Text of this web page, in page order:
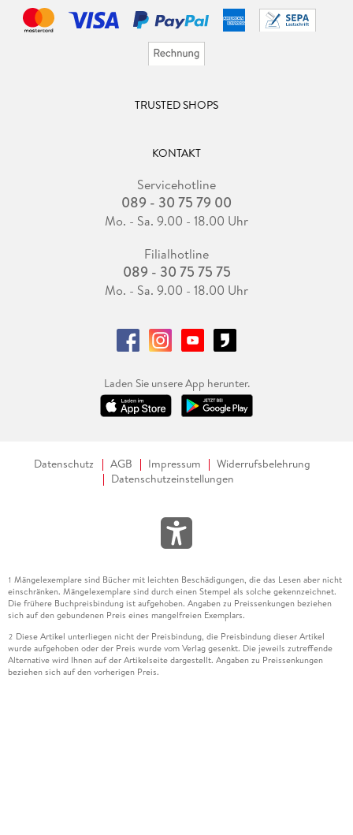
TRUSTED SHOPS
KONTAKT
Servicehotline
089 - 30 75 79 00
Mo. - Sa. 9.00 - 18.00 Uhr
Filialhotline
089 - 30 75 75 75
Mo. - Sa. 9.00 - 18.00 Uhr
Laden Sie unsere App herunter.
Datenschutz AGB Impressum
Widerrufsbelehrung
Datenschutzeinstellungen
1 Mängelexemplare sind Bücher mit leichten Beschädigungen, die das Lesen aber nicht
einschränken. Mängelexemplare sind durch einen Stempel als solche gekennzeichnet.
Die frühere Buchpreisbindung ist aufgehoben. Angaben zu Preissenkungen beziehen
sich auf den gebundenen Preis eines mangelfreien Exemplars.
2 Diese Artikel unterliegen nicht der Preisbindung, die Preisbindung dieser Artikel
wurde aufgehoben oder der Preis wurde vom Verlag gesenkt. Die jeweils zutreffende
Alternative wird Ihnen auf der Artikelseite dargestellt. Angaben zu Preissenkungen
beziehen sich auf den vorherigen Preis.